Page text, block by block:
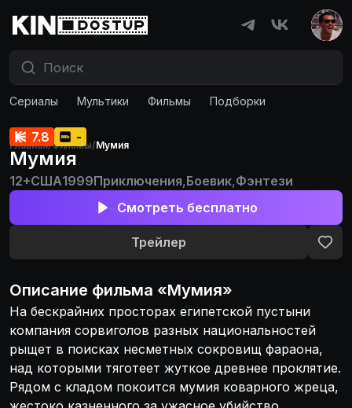
Сериалы Мультики Фильмы Подборки
Главная/Фильмы/Мумия
7.8 -
Мумия
12+США1999Приключения,Боевик,Фэнтези
Смотреть бесплатно
Трейлер
Описание фильма «Мумия»
На бескрайних просторах египетской пустыни
компания сорвиголов разных национальностей
рыщет в поисках несметных сокровищ фараона,
над которыми тяготеет жуткое древнее проклятие.
Рядом с кладом покоится мумия коварного жреца,